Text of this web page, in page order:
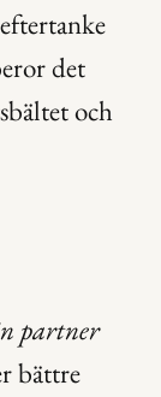
det
och
partner
bättre